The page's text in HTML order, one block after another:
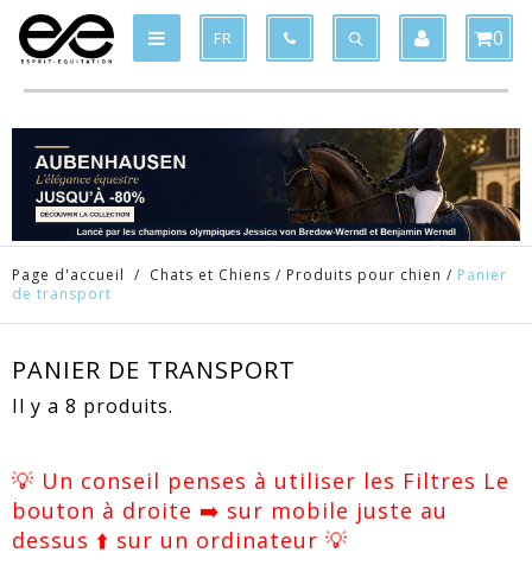
FR 0
Page d'accueil / Chats et Chiens / Produits pour chien / Panier
de transport
PANIER DE TRANSPORT
Il y a 8 produits.
💡 Un conseil penses à utiliser les Filtres Le
bouton à droite ➡️ sur mobile juste au
dessus ⬆️ sur un ordinateur 💡
Produit ajouté au panier x
Produit supprimé du panier x